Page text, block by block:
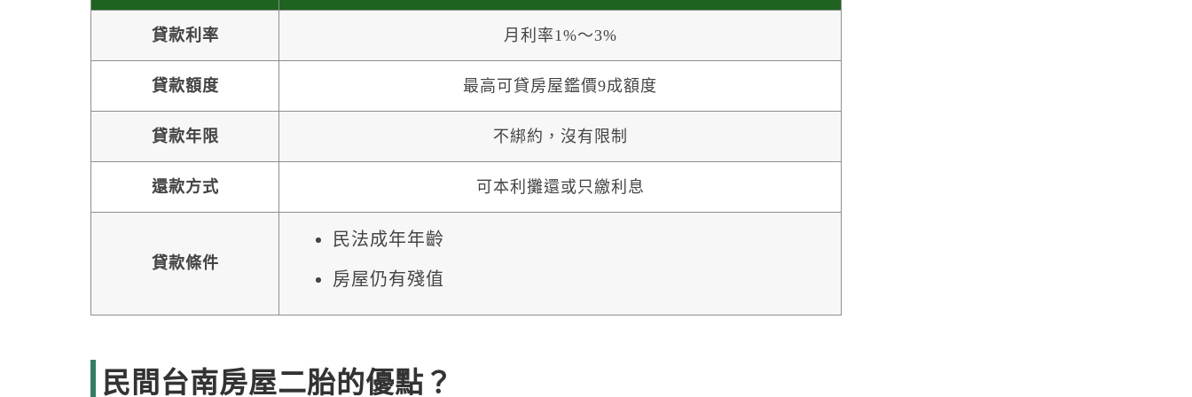
貸款利率 月利率1%～3%
貸款額度 最高可貸房屋鑑價9成額度
貸款年限 不綁約，沒有限制
還款方式 可本利攤還或只繳利息
貸款條件
民法成年年齡
房屋仍有殘值
民間台南房屋二胎的優點？